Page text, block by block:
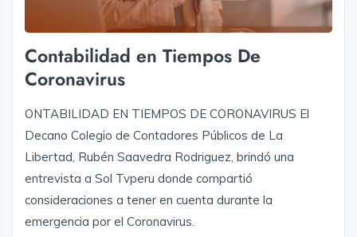
Contabilidad en Tiempos De
Coronavirus
ONTABILIDAD EN TIEMPOS DE CORONAVIRUS El
Decano Colegio de Contadores Públicos de La
Libertad, Rubén Saavedra Rodriguez, brindó una
entrevista a Sol Tvperu donde compartió
consideraciones a tener en cuenta durante la
emergencia por el Coronavirus.